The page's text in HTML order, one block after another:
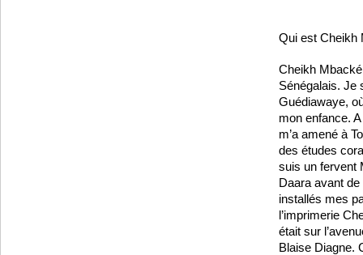
Qui est Cheikh
Cheikh
Sénégalais. Je
Guédiawaye,
mon enfance.
m’a amené à
des études
suis un fervent
Daara avant
installés mes
l’imprimerie
était sur
Blaise Diagne.